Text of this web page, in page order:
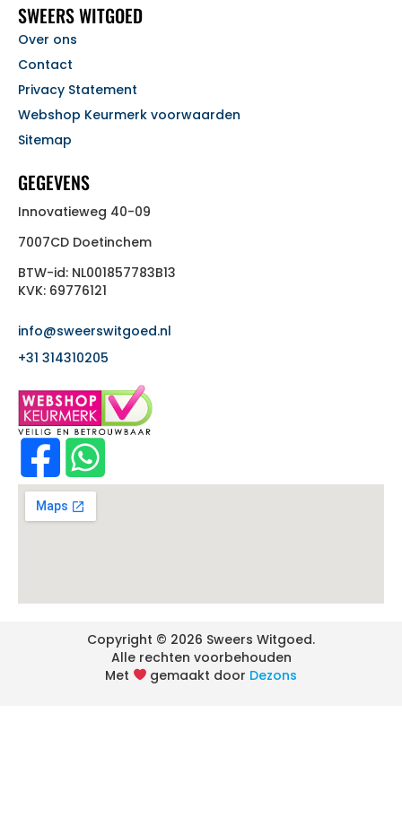
SWEERS WITGOED
Over ons
Contact
Privacy Statement
Webshop Keurmerk voorwaarden
Sitemap
GEGEVENS
Innovatieweg 40-09
7007CD Doetinchem
BTW-id: NL001857783B13
KVK: 69776121
info@sweerswitgoed.nl
+31 314310205
Met gemaakt door Dezons
Copyright © 2026 Sweers Witgoed.
Alle rechten voorbehouden